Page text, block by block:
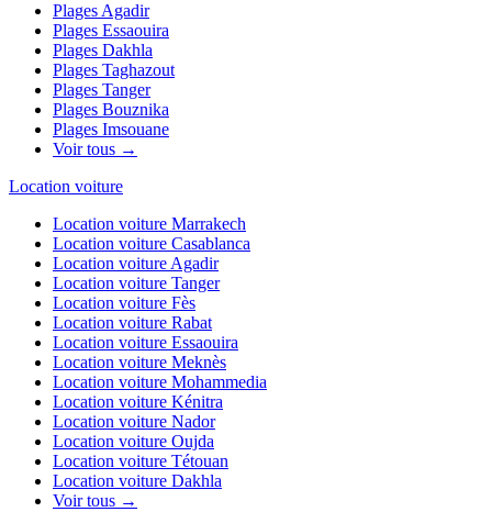
Plages Agadir
Plages Essaouira
Plages Dakhla
Plages Taghazout
Plages Tanger
Plages Bouznika
Plages Imsouane
Voir tous →
Location voiture
Location voiture Marrakech
Location voiture Casablanca
Location voiture Agadir
Location voiture Tanger
Location voiture Fès
Location voiture Rabat
Location voiture Essaouira
Location voiture Meknès
Location voiture Mohammedia
Location voiture Kénitra
Location voiture Nador
Location voiture Oujda
Location voiture Tétouan
Location voiture Dakhla
Voir tous →